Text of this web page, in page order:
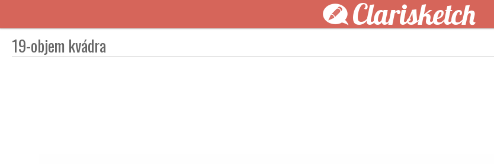
Clarisketch
19-objem kvádra